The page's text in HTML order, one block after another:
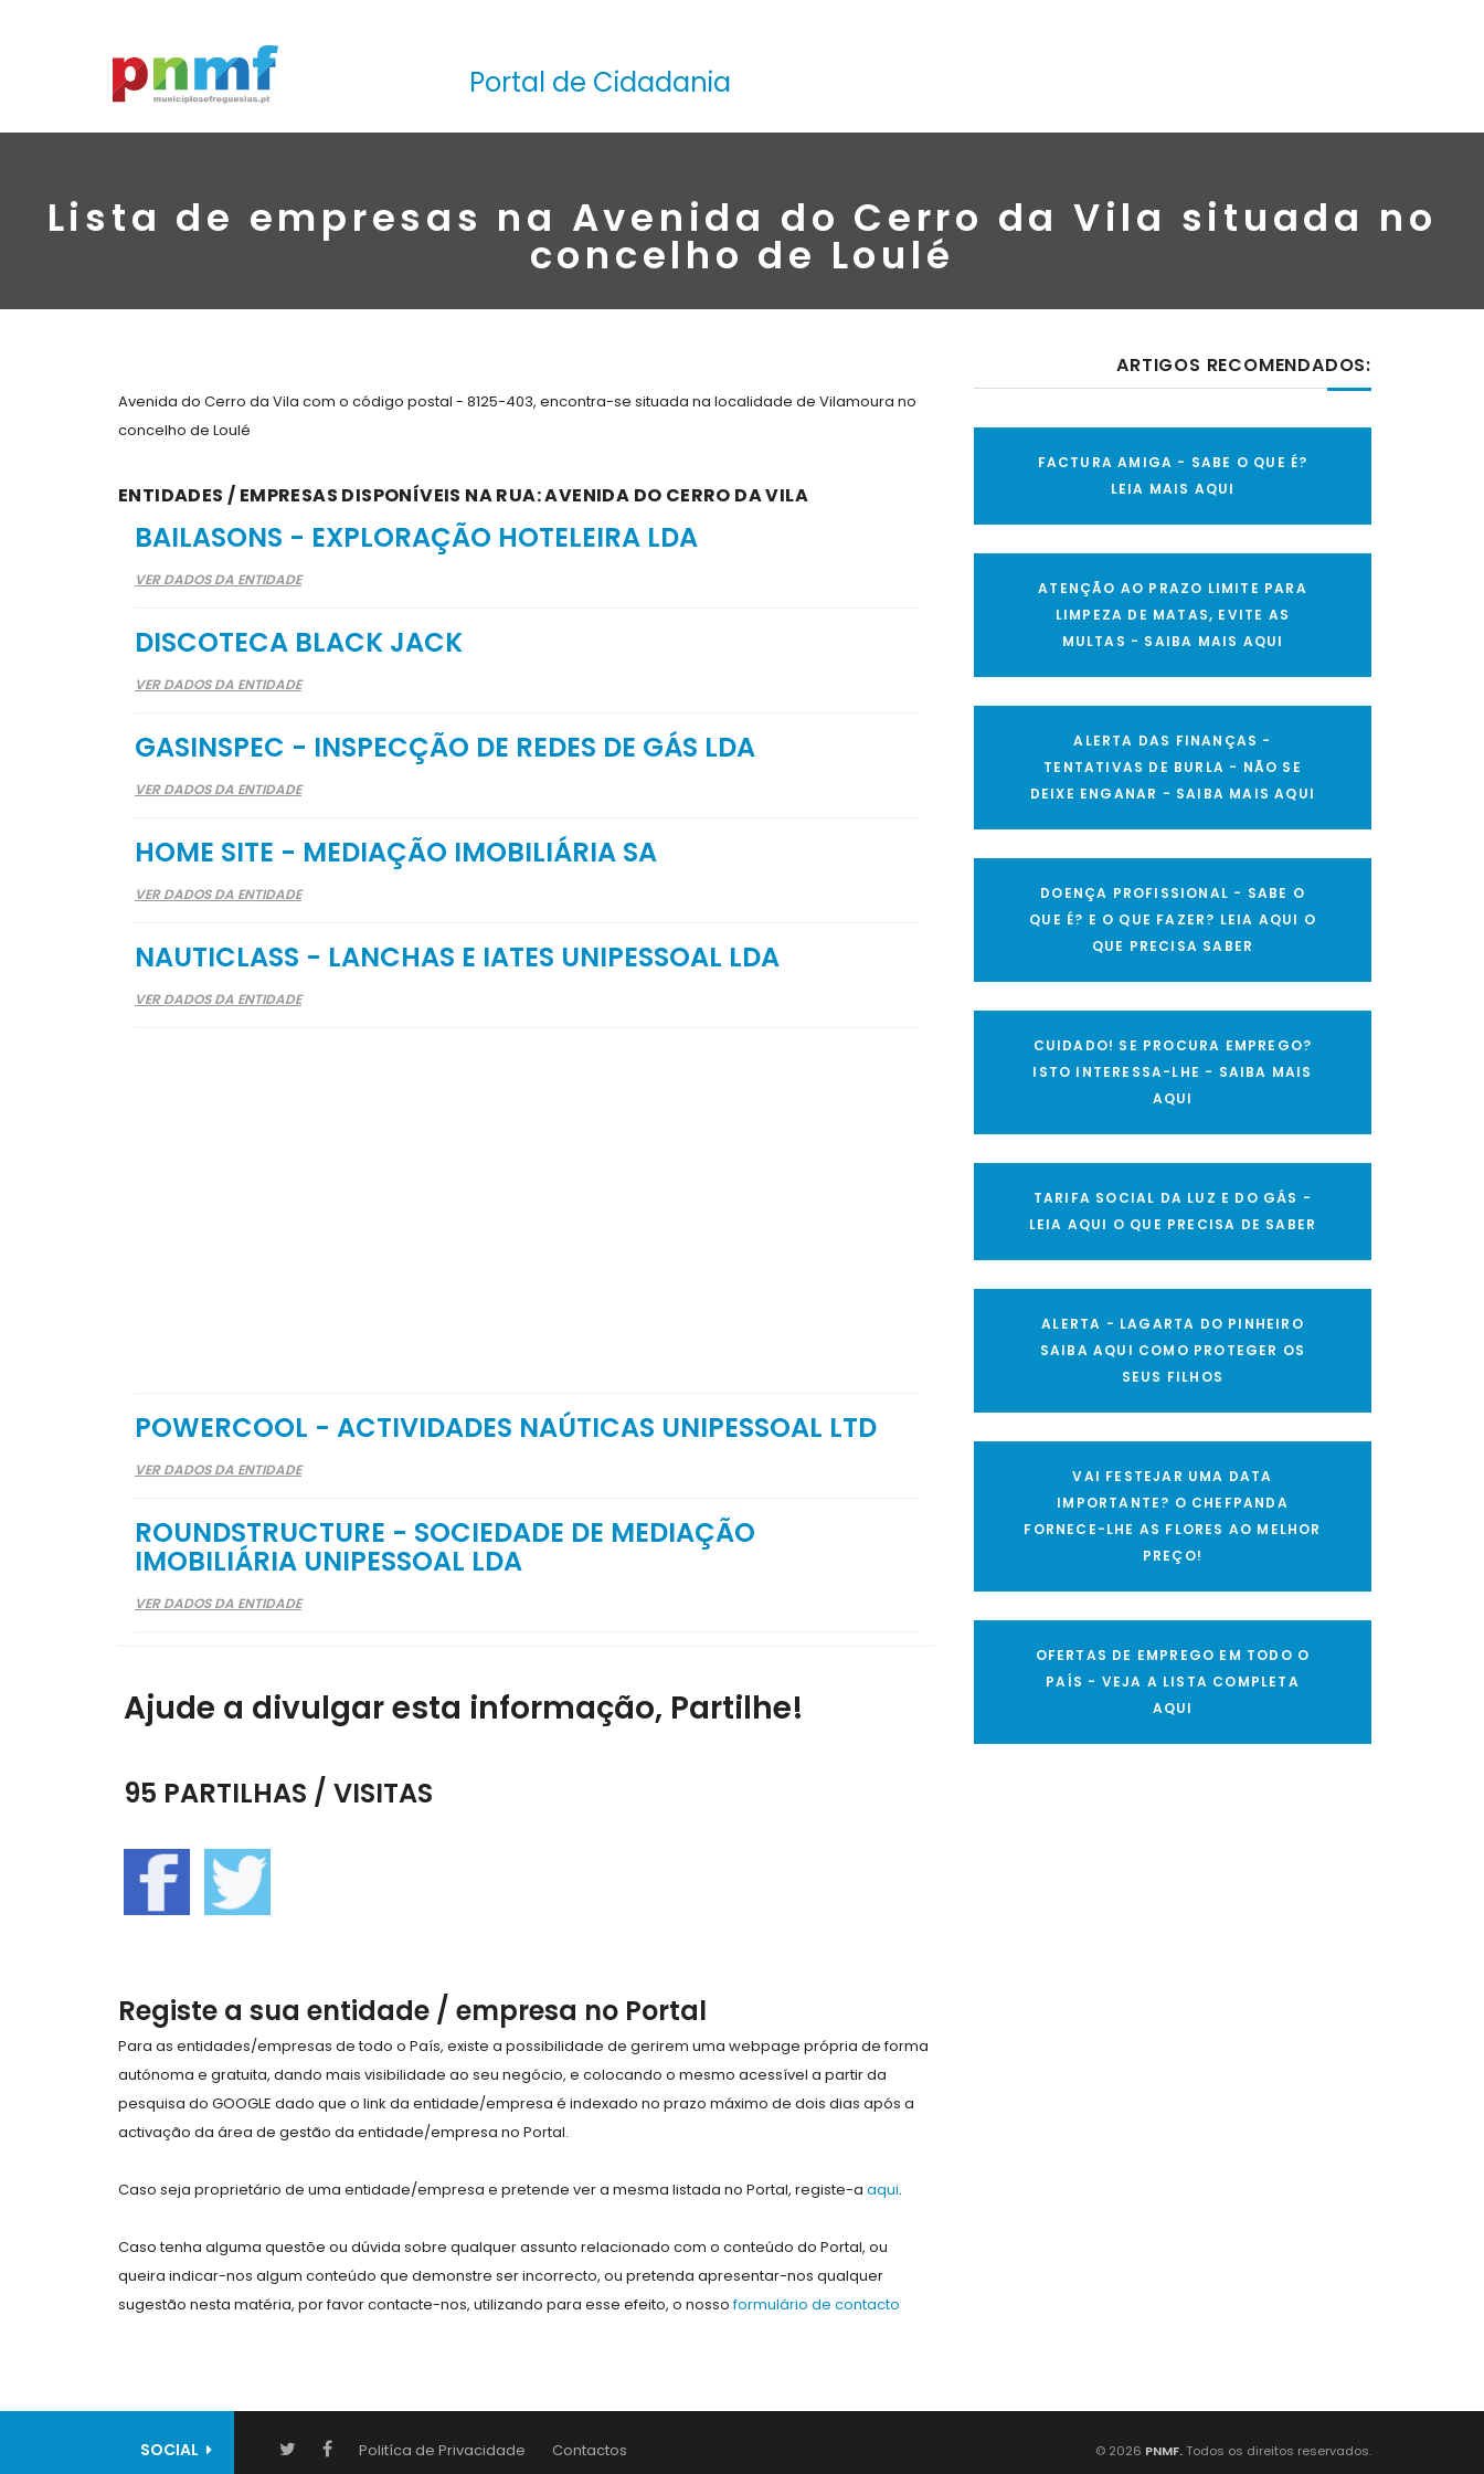
Portal de Cidadania
Lista de empresas na Avenida do Cerro da Vila situada no
concelho de Loulé
Avenida do Cerro da Vila com o código postal - 8125-403, encontra-se situada na localidade de Vilamoura no
concelho de Loulé
ENTIDADES / EMPRESAS DISPONÍVEIS NA RUA: AVENIDA DO CERRO DA VILA
BAILASONS - EXPLORAÇÃO HOTELEIRA LDA
VER DADOS DA ENTIDADE
DISCOTECA BLACK JACK
VER DADOS DA ENTIDADE
GASINSPEC - INSPECÇÃO DE REDES DE GÁS LDA
VER DADOS DA ENTIDADE
HOME SITE - MEDIAÇÃO IMOBILIÁRIA SA
VER DADOS DA ENTIDADE
NAUTICLASS - LANCHAS E IATES UNIPESSOAL LDA
VER DADOS DA ENTIDADE
POWERCOOL - ACTIVIDADES NAÚTICAS UNIPESSOAL LTD
VER DADOS DA ENTIDADE
ROUNDSTRUCTURE - SOCIEDADE DE MEDIAÇÃO
IMOBILIÁRIA UNIPESSOAL LDA
VER DADOS DA ENTIDADE
Ajude a divulgar esta informação, Partilhe!
95 PARTILHAS / VISITAS
Registe a sua entidade / empresa no Portal
Para as entidades/empresas de todo o País, existe a possibilidade de gerirem uma webpage própria de forma
autónoma e gratuita, dando mais visibilidade ao seu negócio, e colocando o mesmo acessível a partir da
pesquisa do GOOGLE dado que o link da entidade/empresa é indexado no prazo máximo de dois dias após a
activação da área de gestão da entidade/empresa no Portal.
Caso seja proprietário de uma entidade/empresa e pretende ver a mesma listada no Portal, registe-a aqui.
Caso tenha alguma questõe ou dúvida sobre qualquer assunto relacionado com o conteúdo do Portal, ou
queira indicar-nos algum conteúdo que demonstre ser incorrecto, ou pretenda apresentar-nos qualquer
sugestão nesta matéria, por favor contacte-nos, utilizando para esse efeito, o nossoformulário de contacto
ARTIGOS RECOMENDADOS:
FACTURA AMIGA - SABE O QUE É?
LEIA MAIS AQUI
ATENÇÃO AO PRAZO LIMITE PARA
LIMPEZA DE MATAS, EVITE AS
MULTAS - SAIBA MAIS AQUI
ALERTA DAS FINANÇAS -
TENTATIVAS DE BURLA - NÃO SE
DEIXE ENGANAR - SAIBA MAIS AQUI
DOENÇA PROFISSIONAL - SABE O
QUE É? E O QUE FAZER? LEIA AQUI O
QUE PRECISA SABER
CUIDADO! SE PROCURA EMPREGO?
ISTO INTERESSA-LHE - SAIBA MAIS
AQUI
TARIFA SOCIAL DA LUZ E DO GÁS -
LEIA AQUI O QUE PRECISA DE SABER
ALERTA - LAGARTA DO PINHEIRO
SAIBA AQUI COMO PROTEGER OS
SEUS FILHOS
VAI FESTEJAR UMA DATA
IMPORTANTE? O CHEFPANDA
FORNECE-LHE AS FLORES AO MELHOR
PREÇO!
OFERTAS DE EMPREGO EM TODO O
PAÍS - VEJA A LISTA COMPLETA
AQUI
SOCIAL Politíca de Privacidade Contactos © 2026 PNMF. Todos os direitos reservados.